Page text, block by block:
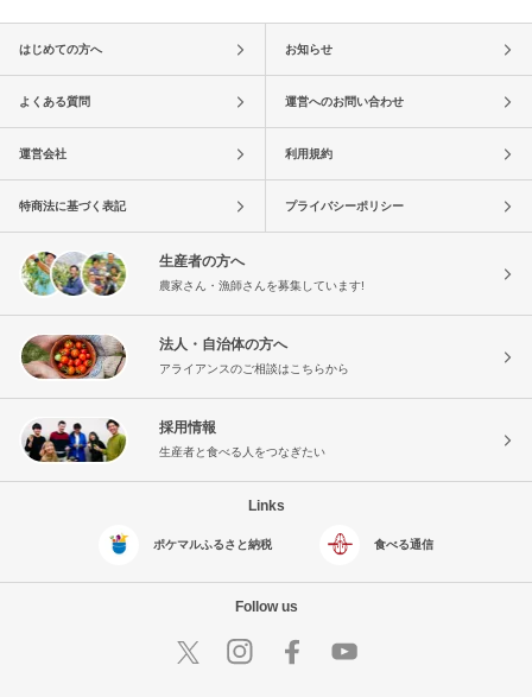
はじめての方へ お知らせ
よくある質問 運営へのお問い合わせ
運営会社 利用規約
特商法に基づく表記 プライバシーポリシー
生産者の方へ
農家さん・漁師さんを募集しています!
法人・自治体の方へ
アライアンスのご相談はこちらから
採用情報
生産者と食べる人をつなぎたい
Links
ポケマルふるさと納税 食べる通信
Follow us